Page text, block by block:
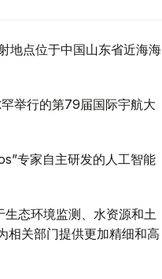
地点位于中国山东省近海海
举行的第79届国际宇航大
专家自主研发的人工智能
态环境监测、水资源和土
相关部门提供更加精细和高